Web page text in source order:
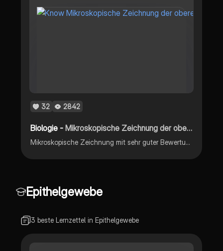
32 2842
Biologie -Mikroskopische Zeichnung der oberen und unteren Epidermis
Mikroskopische Zeichnung mit sehr guter Bewertung der oberen und unteren Epidermis
Epithelgewebe
3 beste Lernzettel in Epithelgewebe